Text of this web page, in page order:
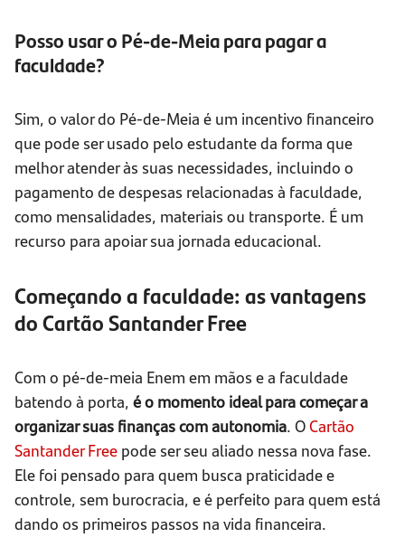
Posso usar o Pé-de-Meia para pagar a
faculdade?
Sim, o valor do Pé-de-Meia é um incentivo financeiro
que pode ser usado pelo estudante da forma que
melhor atender às suas necessidades, incluindo o
pagamento de despesas relacionadas à faculdade,
como mensalidades, materiais ou transporte. É um
recurso para apoiar sua jornada educacional.
Começando a faculdade: as vantagens
do Cartão Santander Free
Com o pé-de-meia Enem em mãos e a faculdade
batendo à porta, é o momento ideal para começar a
organizar suas finanças com autonomia. OCartão
Santander Free pode ser seu aliado nessa nova fase.
Ele foi pensado para quem busca praticidade e
controle, sem burocracia, e é perfeito para quem está
dando os primeiros passos na vida financeira.